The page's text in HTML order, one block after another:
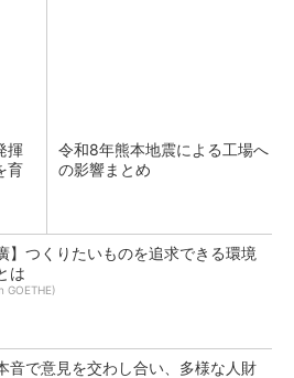
揮
育
令和8年熊本地震による工場へ
の影響まとめ
】つくりたいものを追求できる環境
は
GOETHE)
音で意見を交わし合い、多様な人財